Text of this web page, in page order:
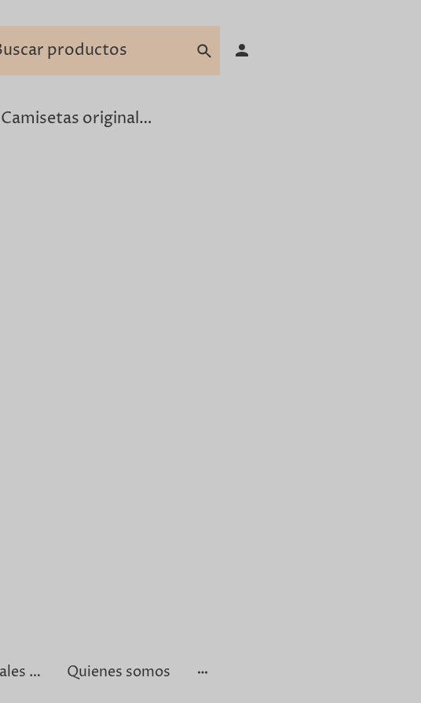
Camisetas originales para hombre en Barcelona
Camisetas originales para hombre en Barcelona Quienes somos